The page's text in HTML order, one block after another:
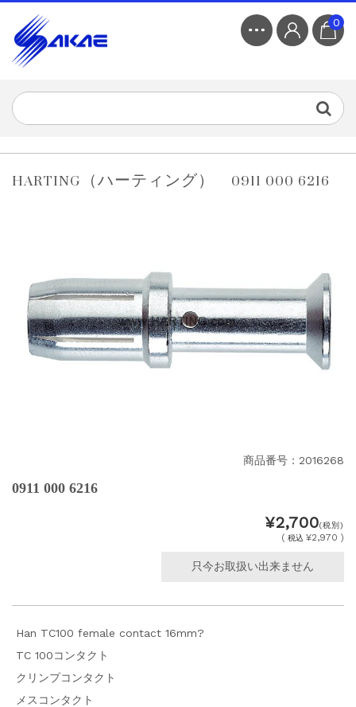
0
HARTING（ハーティング） 0911 000 6216
商品番号：2016268
0911 000 6216
¥2,700(税別)
(税込 ¥2,970 )
只今お取扱い出来ません
Han TC100 female contact 16mm?
TC 100コンタクト
クリンプコンタクト
メスコンタクト